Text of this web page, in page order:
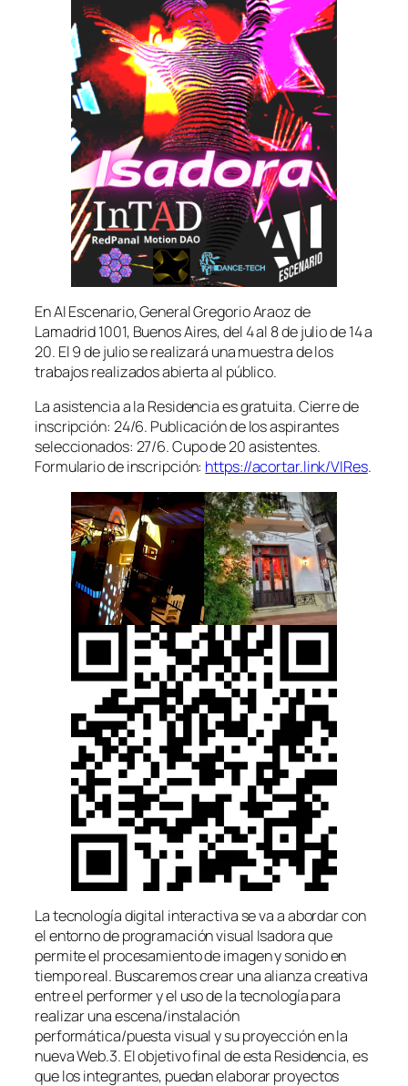
En Al Escenario, General Gregorio Araoz de
Lamadrid 1001, Buenos Aires, del 4 al 8 de julio de 14 a
20. El 9 de julio se realizará una muestra de los
trabajos realizados abierta al público.
La asistencia a la Residencia es gratuita. Cierre de
inscripción: 24/6. Publicación de los aspirantes
seleccionados: 27/6. Cupo de 20 asistentes.
Formulario de inscripción: https://acortar.link/VIRes.
La tecnología digital interactiva se va a abordar con
el entorno de programación visual Isadora que
permite el procesamiento de imagen y sonido en
tiempo real. Buscaremos crear una alianza creativa
entre el performer y el uso de la tecnología para
realizar una escena/instalación
performática/puesta visual y su proyección en la
nueva Web.3. El objetivo final de esta Residencia, es
que los integrantes, puedan elaborar proyectos